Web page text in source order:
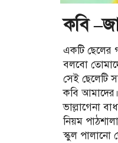
কবি
একটি ছেলের
বলবো
সেই ছেলেটি
কবি আমাদের।
ভাল্লাগেনা
নিয়ম
স্কুল পালানো